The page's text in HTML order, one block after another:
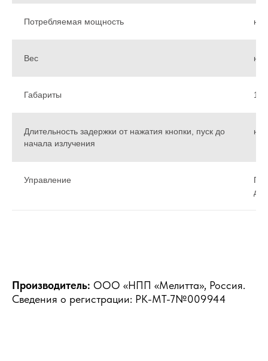
Потребляемая мощность не
Вес не
Габариты
Длительность задержки от нажатия кнопки, пуск до
начала излучения
не
Управление
Производитель: ООО «НПП «Мелитта», Россия.
Сведения о регистрации: РК-МТ-7№009944